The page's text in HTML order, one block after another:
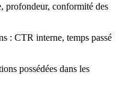
profondeur, conformité des
: CTR interne, temps passé
possédées dans les